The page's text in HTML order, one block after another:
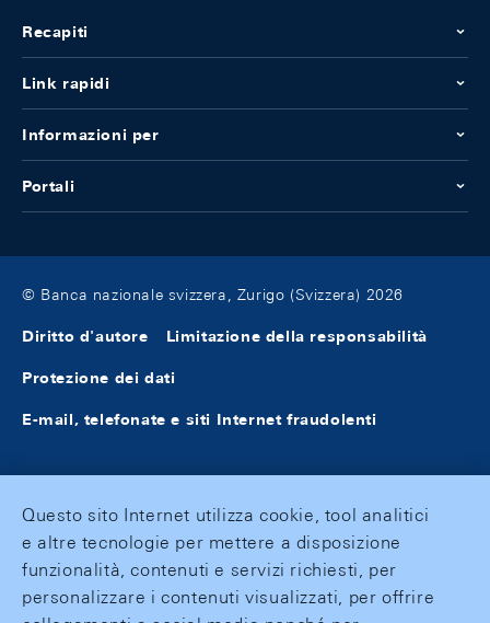
Recapiti
Link rapidi
Informazioni per
Portali
© Banca nazionale svizzera, Zurigo (Svizzera) 2026
Diritto d'autore Limitazione della responsabilità
Protezione dei dati
E-mail, telefonate e siti Internet fraudolenti
Questo sito Internet utilizza cookie, tool analitici
e altre tecnologie per mettere a disposizione
funzionalità, contenuti e servizi richiesti, per
personalizzare i contenuti visualizzati, per offrire